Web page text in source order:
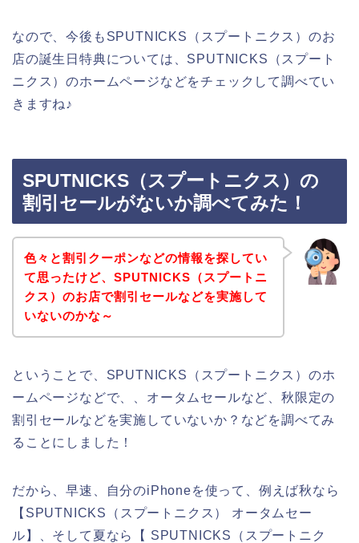
なので、今後もSPUTNICKS（スプートニクス）のお
店の誕生日特典については、SPUTNICKS（スプート
ニクス）のホームページなどをチェックして調べてい
きますね♪
SPUTNICKS（スプートニクス）の
割引セールがないか調べてみた！
色々と割引クーポンなどの情報を探してい
て思ったけど、SPUTNICKS（スプートニ
クス）のお店で割引セールなどを実施して
いないのかな～
ということで、SPUTNICKS（スプートニクス）のホ
ームページなどで、、オータムセールなど、秋限定の
割引セールなどを実施していないか？などを調べてみ
ることにしました！
だから、早速、自分のiPhoneを使って、例えば秋なら
【SPUTNICKS（スプートニクス） オータムセー
ル】、そして夏なら【 SPUTNICKS（スプートニク